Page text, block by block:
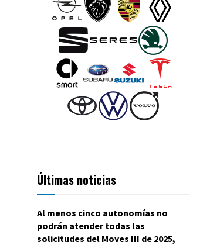
Últimas noticias
Al menos cinco autonomías no
podrán atender todas las
solicitudes del Moves III de 2025,